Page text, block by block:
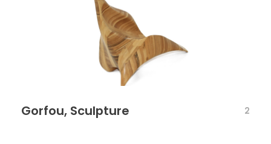
Gorfou, Sculpture 2